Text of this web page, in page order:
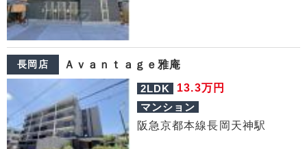
長岡店 Ａｖａｎｔａｇｅ雅庵
2LDK 13.3万円
マンション
阪急京都本線長岡天神駅